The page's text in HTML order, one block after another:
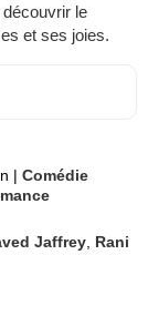
le
et ses joies.
| Comédie
Jaffrey Rani